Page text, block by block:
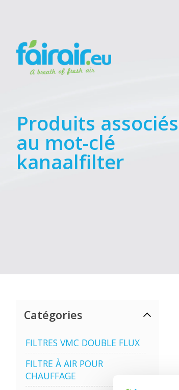
Produits associés
au mot-clé
kanaalfilter
Catégories
FILTRES VMC DOUBLE FLUX
FILTRE À AIR POUR
CHAUFFAGE